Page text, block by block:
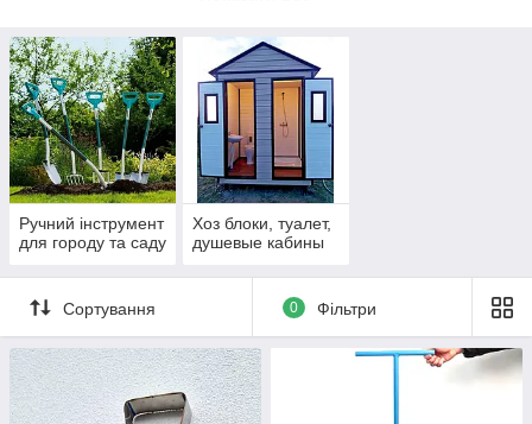
модельного ряду яких складно перерахувати. Можливості
трактора залежать від навісного обладнання. Хороше
оснащення дозволить зробити такий агрегат, який здатний
замінити цілу низку сільськогосподарської техніки, бурових та
будівельних машин.
Ручний інструмент
для городу та саду
Хоз блоки, туалет,
душевые кабины
Сортування 0 Фільтри